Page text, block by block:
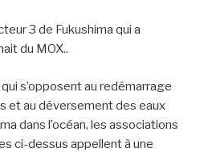
3 de Fukushima qui a
du MOX..
s’opposent au redémarrage
et au déversement des eaux
dans l’océan, les associations
ci-dessus appellent à une